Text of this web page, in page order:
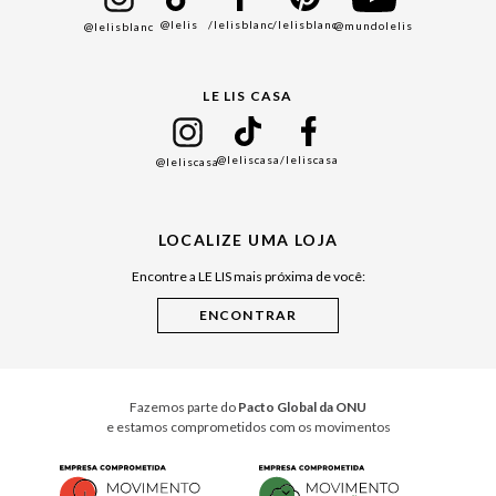
Black Friday
Cuidados Casa
@lelisblanc @lelis /lelisblanc/lelisblanc@mundolelis
LE LIS CASA
@leliscasa@leliscasa/leliscasa
LOCALIZE UMA LOJA
Encontre a LE LIS mais próxima de você:
Fazemos parte do Pacto Global da ONU
e estamos comprometidos com os movimentos